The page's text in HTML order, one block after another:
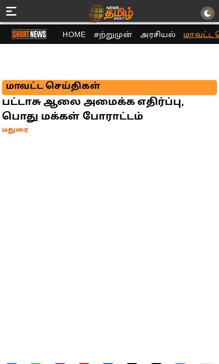
HOME சற்றுமுன் அரசியல் மாவட்ட
மாவட்ட செய்திகள்
பட்டாசு ஆலை அமைக்க எதிர்ப்பு,
பொது மக்கள் போராட்டம்
மதுரை